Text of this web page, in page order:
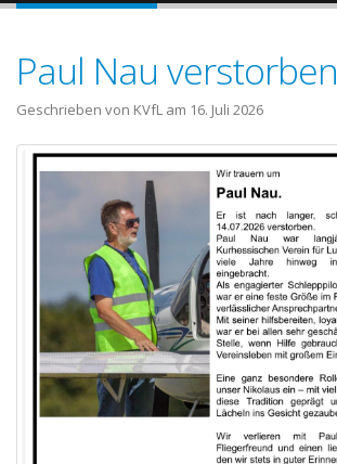
Paul Nau verstorben
Geschrieben von KVfL am 16. Juli 2026